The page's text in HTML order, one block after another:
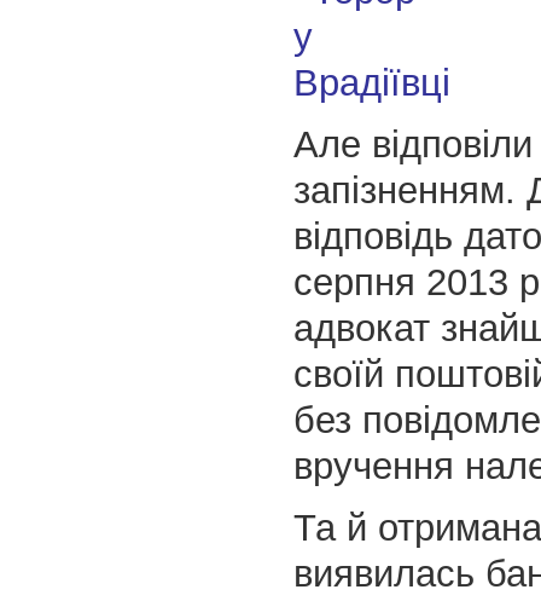
Але
запізненням.
відповідь
серпня 2013
адвокат
своїй
без
вручення
Та й отримана
виявилась